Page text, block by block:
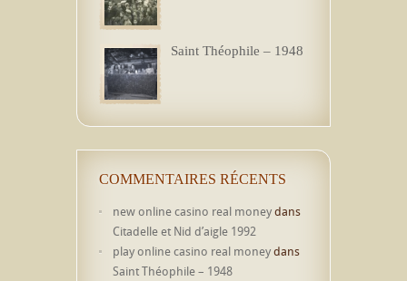
Saint Théophile – 1948
COMMENTAIRES RÉCENTS
new online casino real moneydans
Citadelle et Nid d’aigle 1992
play online casino real moneydans
Saint Théophile – 1948